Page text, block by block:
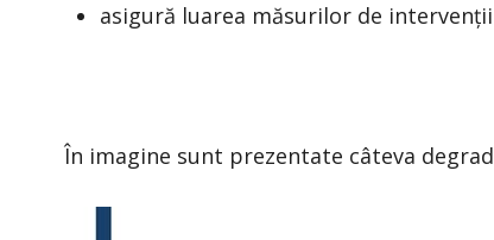
asigură luarea măsurilor de
În imagine sunt prezentate câteva